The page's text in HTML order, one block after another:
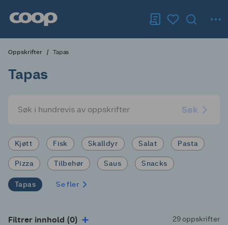
Oppskrifter Tapas
Tapas
Søk
Kjøtt Fisk Skalldyr Salat Pasta
Pizza Tilbehør Saus Snacks
Tapas Se fler
Filtrer innhold (0) 29 oppskrifter